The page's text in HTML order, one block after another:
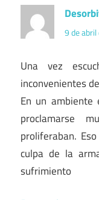
9 de
Una vez
inconvenientes
En un ambiente
proclamarse
proliferaban.
culpa de la
sufrimiento